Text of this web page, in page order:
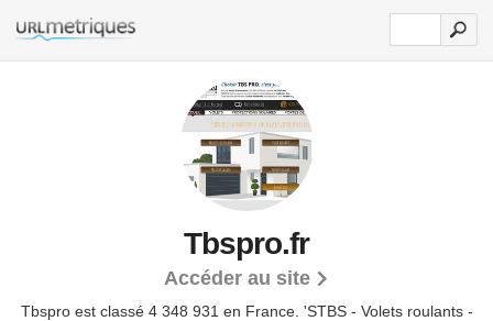
Tbspro.fr
Accéder au site
Tbspro est classé 4 348 931 en France. 'STBS - Volets roulants -